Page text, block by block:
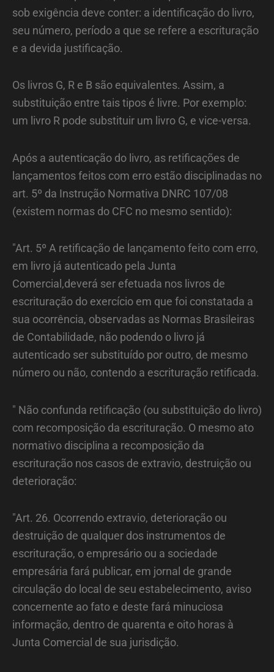
sob exigência deve conter: a identificação do livro,
seu número, período a que se refere a escrituração
e a devida justificação.
Os livros G, R e B são equivalentes. Assim, a
substituição entre tais tipos é livre. Por exemplo:
um livro R pode substituir um livro G, e vice-versa.
Após a autenticação do livro, as retificações de
lançamentos feitos com erro estão disciplinadas no
art. 5º da Instrução Normativa DNRC 107/08
(existem normas do CFC no mesmo sentido):
"Art. 5º A retificação de lançamento feito com erro,
em livro já autenticado pela Junta
Comercial,deverá ser efetuada nos livros de
escrituração do exercício em que foi constatada a
sua ocorrência, observadas as Normas Brasileiras
de Contabilidade, não podendo o livro já
autenticado ser substituído por outro, de mesmo
número ou não, contendo a escrituração retificada.
" Não confunda retificação (ou substituição do livro)
com recomposição da escrituração. O mesmo ato
normativo disciplina a recomposição da
escrituração nos casos de extravio, destruição ou
deterioração:
"Art. 26. Ocorrendo extravio, deterioração ou
destruição de qualquer dos instrumentos de
escrituração, o empresário ou a sociedade
empresária fará publicar, em jornal de grande
circulação do local de seu estabelecimento, aviso
concernente ao fato e deste fará minuciosa
informação, dentro de quarenta e oito horas à
Junta Comercial de sua jurisdição.